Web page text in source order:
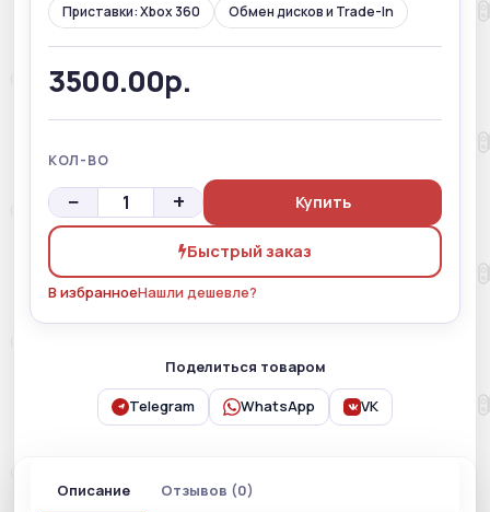
Приставки: Xbox 360 Обмен дисков и Trade-In
3500.00р.
КОЛ-ВО
− + Купить
Быстрый заказ
В избранноеНашли дешевле?
Поделиться товаром
Telegram WhatsApp VK
Описание Отзывов (0)